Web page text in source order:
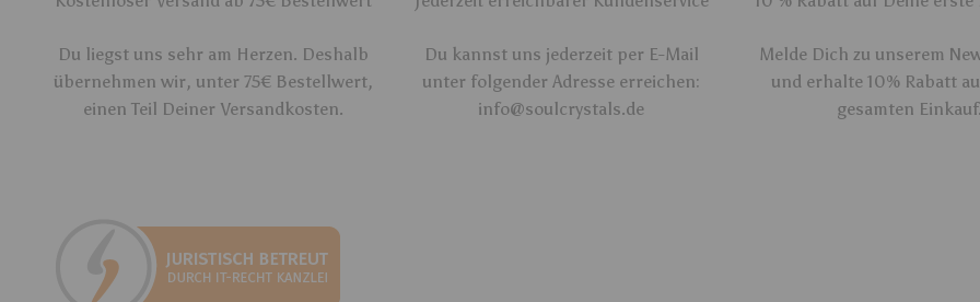
Du liegst uns sehr am Herzen. Deshalb
übernehmen wir, unter 75€ Bestellwert,
einen Teil Deiner Versandkosten.
Du kannst uns jederzeit per E-Mail
unter folgender Adresse erreichen:
info@soulcrystals.de
Melde Dich zu unserem
und erhalte 10% Rabatt
gesamten